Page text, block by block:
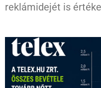
reklámidejét is